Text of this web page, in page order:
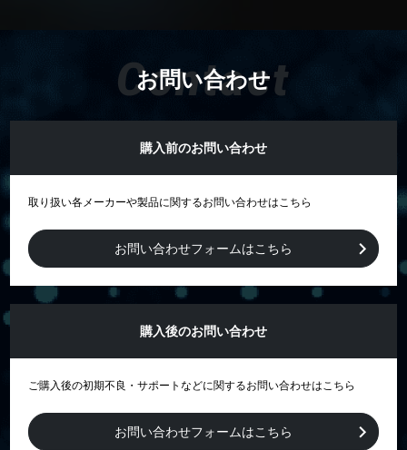
お問い合わせ
Contact
購入前のお問い合わせ
取り扱い各メーカーや製品に関するお問い合わせはこちら
お問い合わせフォームはこちら
購入後のお問い合わせ
ご購入後の初期不良・サポートなどに関するお問い合わせはこちら
お問い合わせフォームはこちら